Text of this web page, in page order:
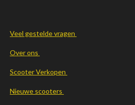
Veel gestelde vragen
Over ons
Scooter Verkopen
Nieuwe scooters